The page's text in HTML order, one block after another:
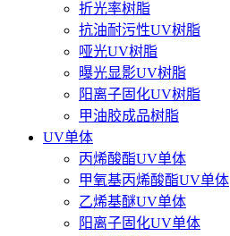
折光率树脂
抗油耐污性UV树脂
哑光UV树脂
曝光显影UV树脂
阳离子固化UV树脂
甲油胶成品树脂
UV单体
丙烯酸酯UV单体
甲氧基丙烯酸酯UV单体
乙烯基醚UV单体
阳离子固化UV单体